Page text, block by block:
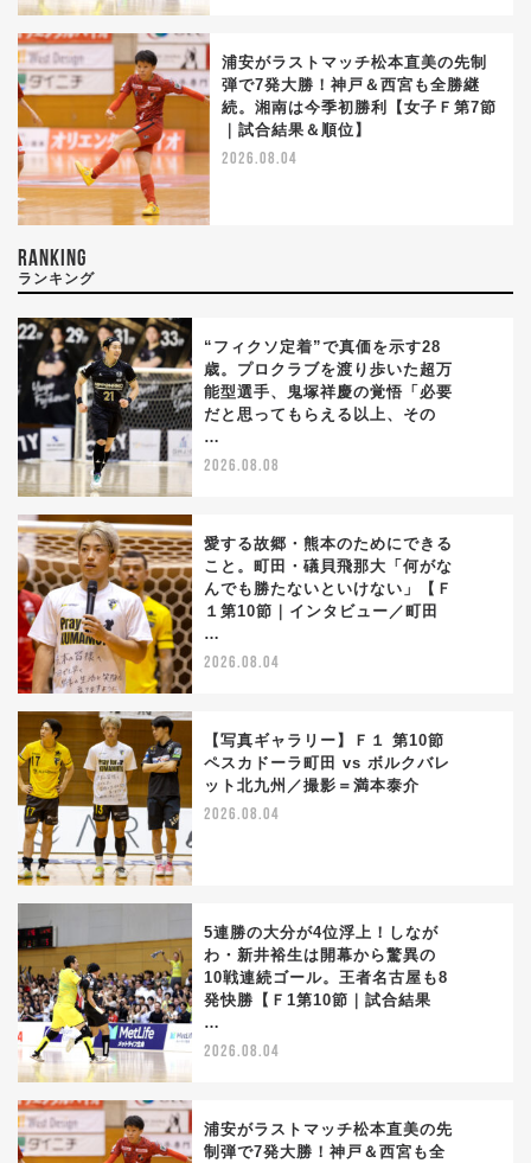
浦安がラストマッチ松本直美の先制
弾で7発大勝！神戸＆西宮も全勝継
続。湘南は今季初勝利【女子Ｆ第7節
｜試合結果＆順位】
2026.08.04
RANKING
ランキング
“フィクソ定着”で真価を示す28
歳。プロクラブを渡り歩いた超万
能型選手、鬼塚祥慶の覚悟「必要
だと思ってもらえる以上、その
…
2026.08.08
愛する故郷・熊本のためにできる
こと。町田・礒貝飛那大「何がな
んでも勝たないといけない」【Ｆ
１第10節｜インタビュー／町田
…
2026.08.04
【写真ギャラリー】Ｆ１ 第10節
ペスカドーラ町田 vs ボルクバレ
ット北九州／撮影＝満本泰介
2026.08.04
5連勝の大分が4位浮上！しなが
わ・新井裕生は開幕から驚異の
10戦連続ゴール。王者名古屋も8
発快勝【Ｆ1第10節｜試合結果
…
2026.08.04
浦安がラストマッチ松本直美の先
制弾で7発大勝！神戸＆西宮も全